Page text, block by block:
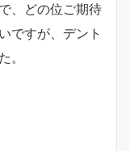
、どの位ご期待
ですが、デント
。